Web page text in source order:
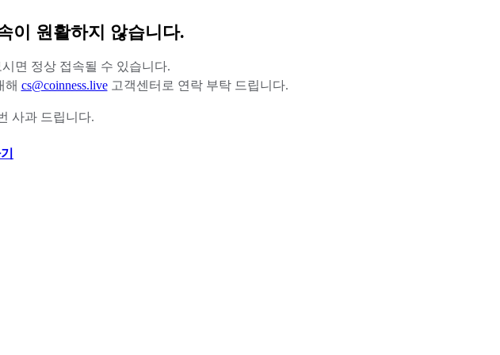
이 원활하지 않습니다.
면 정상 접속될 수 있습니다.
해 cs@coinness.live 고객센터로 연락 부탁 드립니다.
사과 드립니다.